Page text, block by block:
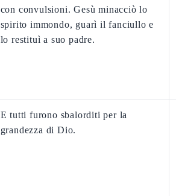
con convulsioni. Gesù minacciò lo
spirito immondo, guarì il fanciullo e
lo restituì a suo padre.
E tutti furono sbalorditi per la
grandezza di Dio.